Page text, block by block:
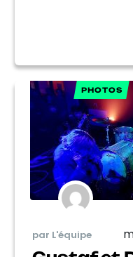
PHOTOS
par L'équipe